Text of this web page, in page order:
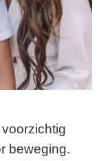
beweging.